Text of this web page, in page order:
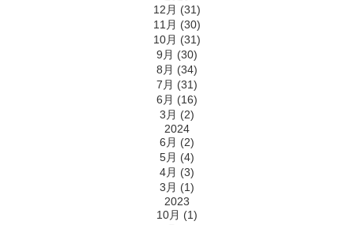
12月 (31)
11月 (30)
10月 (31)
9月 (30)
8月 (34)
7月 (31)
6月 (16)
3月 (2)
2024
6月 (2)
5月 (4)
4月 (3)
3月 (1)
2023
10月 (1)